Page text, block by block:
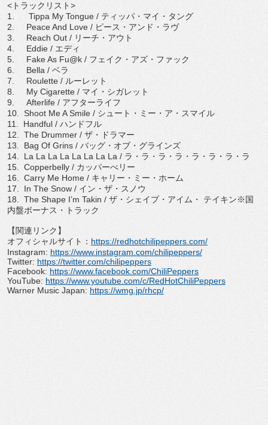
< トラックリスト>
1. Tippa My Tongue / ティッパ・マイ・タング
2. Peace And Love / ピース・アンド・ラヴ
3. Reach Out / リーチ・アウト
4. Eddie / エディ
5. Fake As Fu@k / フェイク・アズ・ファック
6. Bella / ベラ
7. Roulette / ルーレット
8. My Cigarette / マイ・シガレット
9. Afterlife / アフターライフ
10. Shoot Me A Smile / シュート・ミー・ア・スマイル
11. Handful / ハンドフル
12. The Drummer / ザ・ドラマー
13. Bag Of Grins / バッグ・オブ・グラインズ
14. La La La La La La La La / ラ・ラ・ラ・ラ・ラ・ラ・ラ・ラ
15. Copperbelly / カッパーべリー
16. Carry Me Home / キャリー・ミー・ホーム
17. In The Snow / イン・ザ・スノウ
18. The Shape I’m Takin / ザ・シェイプ・アイム・ テイキン※国
内盤ボーナス・トラック
【関連リンク】
オフィシャルサイト： https://redhotchilipeppers.com/
Instagram: https://www. instagram.com/chilipeppers/
Twitter: https://twitter.com/chilipeppers
Facebook: https://www.facebook.com/ChiliPeppers
YouTube: https://www.youtube. com/c/RedHotChiliPeppers
Warner Music Japan: https://wmg.jp/rhcp/